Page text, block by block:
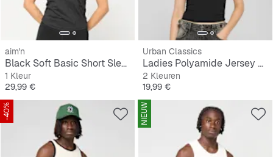
aim'n
Black Soft Basic Short Sleeve
1 Kleur
Prijs
29,99 €
Urban Classics
Ladies Polyamide Jersey Neckholder Top
2 Kleuren
Prijs
19,99 €
-40% NIEUW